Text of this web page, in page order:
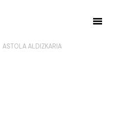
ASTOLA ALDIZKARIA